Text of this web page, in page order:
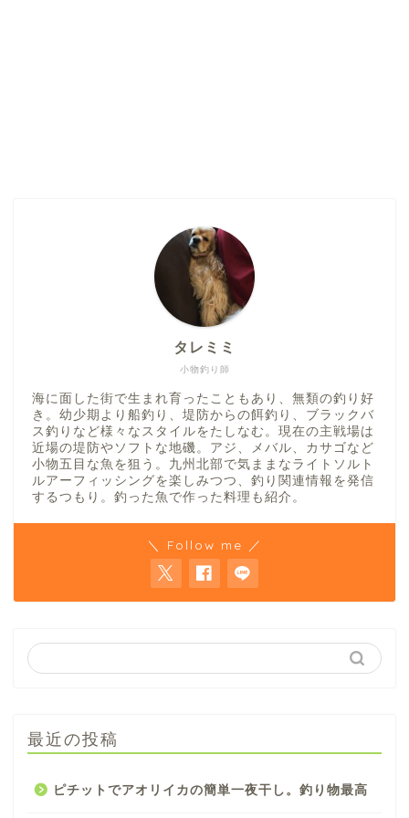
小物釣り師
タレミミ
海に面した街で生まれ育ったこともあり、無類の釣り好
き。幼少期より船釣り、堤防からの餌釣り、ブラックバ
ス釣りなど様々なスタイルをたしなむ。現在の主戦場は
近場の堤防やソフトな地磯。アジ、メバル、カサゴなど
小物五目な魚を狙う。九州北部で気ままなライトソルト
ルアーフィッシングを楽しみつつ、釣り関連情報を発信
するつもり。釣った魚で作った料理も紹介。
＼ Follow me ／
最近の投稿
ピチットでアオリイカの簡単一夜干し。釣り物最高